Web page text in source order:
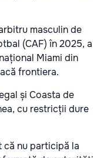
masculin de
(CAF) în 2025, a
Miami din
frontiera.
și Coasta de
cu restricții dure
că nu participă la